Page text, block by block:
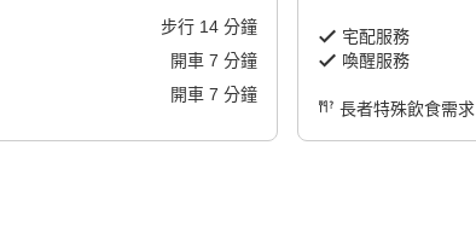
步行 14分鐘
開車 7 分鐘
開車 7 分鐘
宅配服務
喚醒服務
長者特殊飲食需求